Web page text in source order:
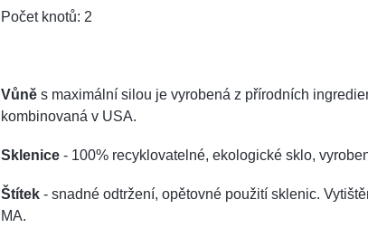
Počet knotů: 2
Vůně s maximální silou je vyrobená z přírodních
kombinovaná v USA.
Sklenice - 100% recyklovatelné, ekologické sklo,
Štítek - snadné odtržení, opětovné použití sklenic.
MA.